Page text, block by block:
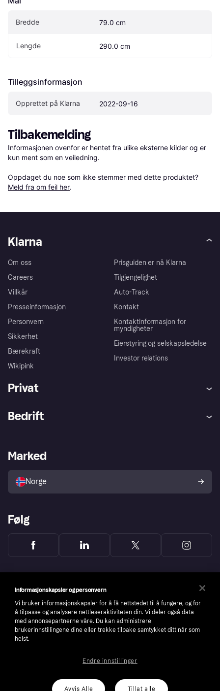
Bredde 79.0 cm
Lengde 290.0 cm
Tilleggsinformasjon
Opprettet på Klarna 2022-09-16
Tilbakemelding
Informasjonen ovenfor er hentet fra ulike eksterne kilder og er
kun ment som en veiledning.
Oppdaget du noe som ikke stemmer med dette produktet?
Meld fra om feil her.
Klarna
Om oss
Careers
Villkår
Presseinformasjon
Personvern
Sikkerhet
Bærekraft
Wikipink
Prisguiden er nå Klarna
Tilgjengelighet
Auto-Track
Kontakt
Kontaktinformasjon for
myndigheter
Eierstyring og selskapsledelse
Investor relations
Privat
Utforsk butikker
Bedrift
Merchant portal
Marked
Norge
Følg
number: 556737-0431
Informasjonskapsler og personvern
Vi bruker informasjonskapsler for å få nettstedet til å fungere, og for
å tilpasse og analysere nettleseraktiviteten din. Vi deler også data
med annonsepartnerne våre. Du kan administrere
brukerinnstillingene dine eller trekke tilbake samtykket ditt når som
helst.
Avvis Alle Tillat alle
Endre innstillinger